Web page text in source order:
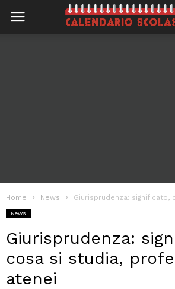
Home News Giurisprudenza: significato, cosa si
News
Giurisprudenza:
cosa si studia,
atenei